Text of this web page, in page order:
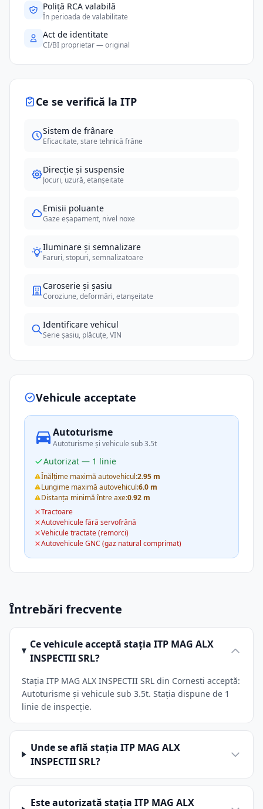
Poliță RCA valabilă
În perioada de valabilitate
Act de identitate
CI/BI proprietar — original
Ce se verifică la ITP
Sistem de frânare
Eficacitate, stare tehnică frâne
Direcție și suspensie
Jocuri, uzură, etanșeitate
Emisii poluante
Gaze eșapament, nivel noxe
Iluminare și semnalizare
Faruri, stopuri, semnalizatoare
Caroserie și șasiu
Coroziune, deformări, etanșeitate
Identificare vehicul
Serie șasiu, plăcuțe, VIN
Vehicule acceptate
Autoturisme
Autoturisme și vehicule sub 3.5t
Autorizat — 1 linie
Înălțime maximă autovehicul:2.95 m
Lungime maximă autovehicul:6.0 m
Distanța minimă între axe:0.92 m
Tractoare
Autovehicule fără servofrână
Vehicule tractate (remorci)
Autovehicule GNC (gaz natural comprimat)
Întrebări frecvente
Ce vehicule acceptă stația ITP MAG ALX
INSPECTII SRL?
Stația ITP MAG ALX INSPECTII SRL din Cornesti acceptă:
Autoturisme și vehicule sub 3.5t. Stația dispune de 1
linie de inspecție.
Unde se află stația ITP MAG ALX
INSPECTII SRL?
Este autorizată stația ITP MAG ALX